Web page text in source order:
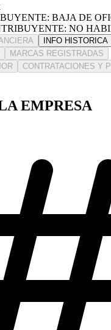
BAJA DE
NO
INFO HISTORICA
MARCAS REGISTRADAS
CONTRATACIONES Y
EMPRESA